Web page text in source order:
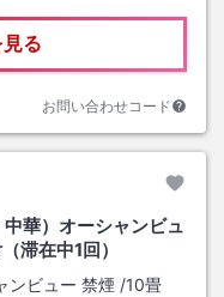
る
お問い合わせコード
華）オーシャンビュ
滞在中1回）
ビュー 禁煙 /10畳